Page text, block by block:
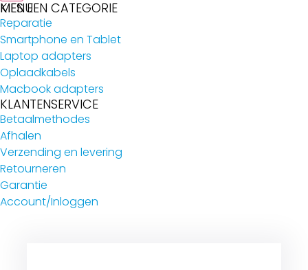
MENU
KIES EEN CATEGORIE
Reparatie
Smartphone en Tablet
Laptop adapters
Oplaadkabels
Macbook adapters
KLANTENSERVICE
Betaalmethodes
Afhalen
Verzending en levering
Retourneren
Garantie
Account/Inloggen